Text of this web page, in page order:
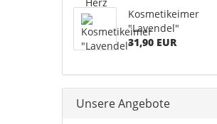
Kosmetikeimer
"Lavendel"
31,90 EUR
Unsere Angebote